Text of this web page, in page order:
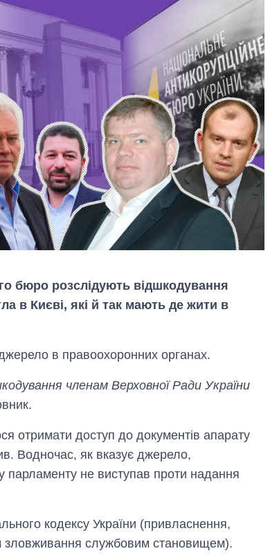
бюро розслідують відшкодування
в Києві, які й так мають де жити в
в правоохоронних органах.
членам Верховної Ради України
отримати доступ до документів апарату
Водночас, як вказує джерело,
парламенту не виступав проти надання
кодексу України (привласнення,
зловживання службовим становищем).
змінилася кількість
вступників на